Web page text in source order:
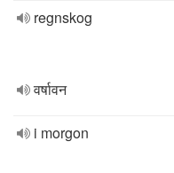
regnskog
वर्षावन
i morgon